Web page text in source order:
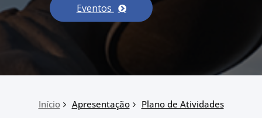
Eventos
Início Apresentação Plano de Atividades